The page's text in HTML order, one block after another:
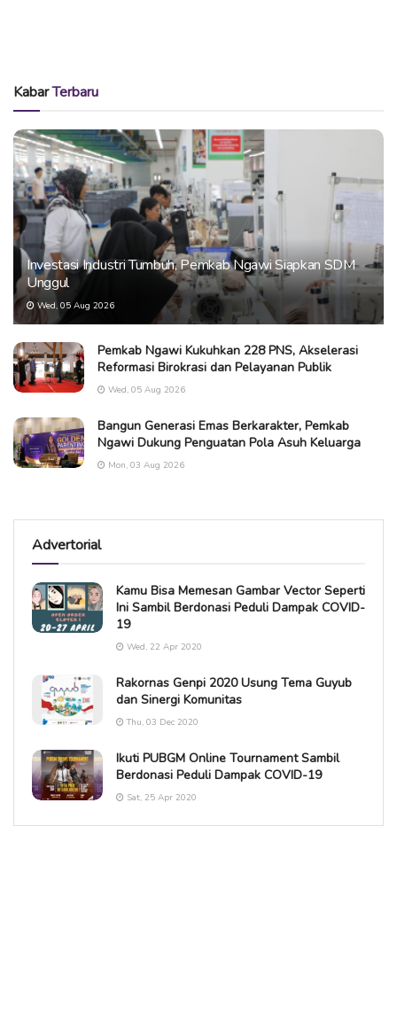
KabarTerbaru
Investasi Industri Tumbuh, Pemkab Ngawi Siapkan SDM
Unggul
Wed, 05 Aug 2026
Pemkab Ngawi Kukuhkan 228 PNS, Akselerasi
Reformasi Birokrasi dan Pelayanan Publik
Wed, 05 Aug 2026
Bangun Generasi Emas Berkarakter, Pemkab
Ngawi Dukung Penguatan Pola Asuh Keluarga
Mon, 03 Aug 2026
Advertorial
Kamu Bisa Memesan Gambar Vector Seperti
Ini Sambil Berdonasi Peduli Dampak COVID-
19
Wed, 22 Apr 2020
Rakornas Genpi 2020 Usung Tema Guyub
dan Sinergi Komunitas
Thu, 03 Dec 2020
Ikuti PUBGM Online Tournament Sambil
Berdonasi Peduli Dampak COVID-19
Sat, 25 Apr 2020